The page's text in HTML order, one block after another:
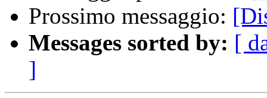
Prossimo messaggio:
Messages sorted by: [
]